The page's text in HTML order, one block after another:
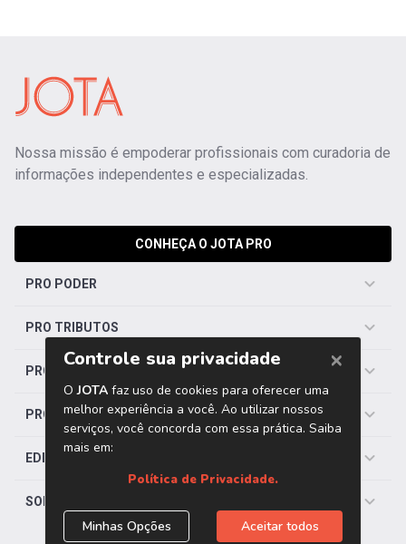
Nossa missão é empoderar profissionais com curadoria de
informações independentes e especializadas.
CONHEÇA O JOTA PRO
PRO PODER
PRO TRIBUTOS
PRO TRABALHISTA
PRO SAÚDE
EDITORIAS
SOBRE O JOTA